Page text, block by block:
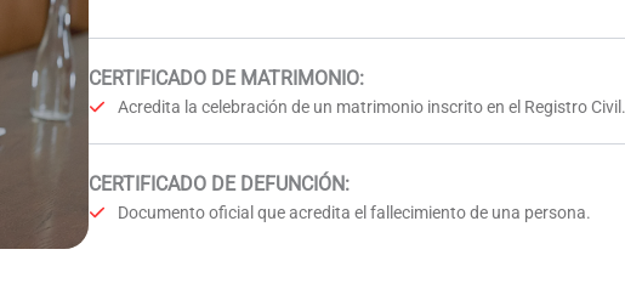
CERTIFICADO DE MATRIMONIO:
Acredita la celebración de un matrimonio inscrito en el Registro Civil.
CERTIFICADO DE DEFUNCIÓN:
Documento oficial que acredita el fallecimiento de una persona.